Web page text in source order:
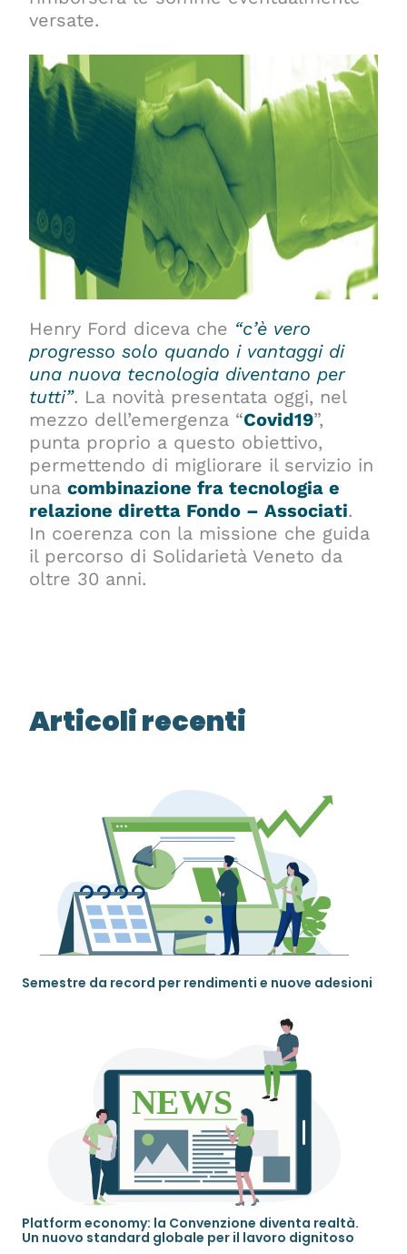
versate.
Henry Ford diceva che “c’è vero
progresso solo quando i vantaggi di
una nuova tecnologia diventano per
tutti”. La novità presentata oggi, nel
mezzo dell’emergenza “Covid19”,
punta proprio a questo obiettivo,
permettendo di migliorare il servizio in
unacombinazione fra tecnologia e
relazione diretta Fondo – Associati.
In coerenza con la missione che guida
il percorso di Solidarietà Veneto da
oltre 30 anni.
Articoli recenti
Semestre da record per rendimenti e nuove adesioni
Platform economy: la Convenzione diventa realtà.
Un nuovo standard globale per il lavoro dignitoso